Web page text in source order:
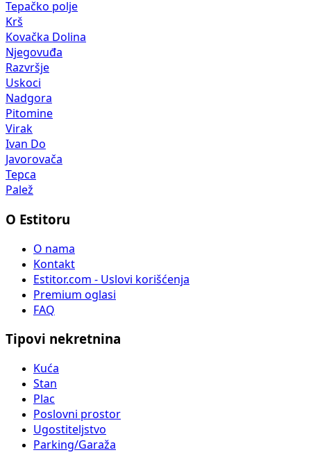
Tepačko polje
Krš
Kovačka Dolina
Njegovuđa
Razvršje
Uskoci
Nadgora
Pitomine
Virak
Ivan Do
Javorovača
Tepca
Palež
O Estitoru
O nama
Kontakt
Estitor.com - Uslovi korišćenja
Premium oglasi
FAQ
Tipovi nekretnina
Kuća
Stan
Plac
Poslovni prostor
Ugostiteljstvo
Parking/Garaža